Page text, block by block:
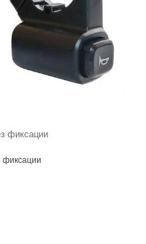
фиксации
фиксации